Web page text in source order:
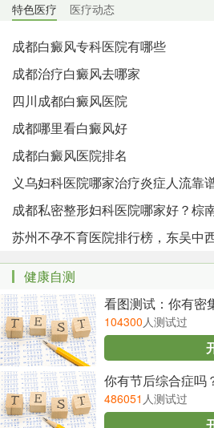
特色医疗 医疗动态
成都白癜风专科医院有哪些
成都治疗白癜风去哪家
四川成都白癜风医院
成都哪里看白癜风好
成都白癜风医院排名
义乌妇科医院哪家治疗炎症人流靠谱？微创医
成都私密整形妇科医院哪家好？棕南妇科医
苏州不孕不育医院排行榜，东吴中西医结合医
健康自测
看图测试：你有密
104300人测试过
你有节后综合症吗
486051 人测试过